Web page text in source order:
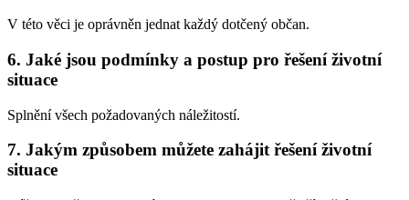
V této věci je oprávněn jednat každý dotčený občan.
6. Jaké jsou podmínky a postup pro řešení životní
situace
Splnění všech požadovaných náležitostí.
7. Jakým způsobem můžete zahájit řešení životní
situace